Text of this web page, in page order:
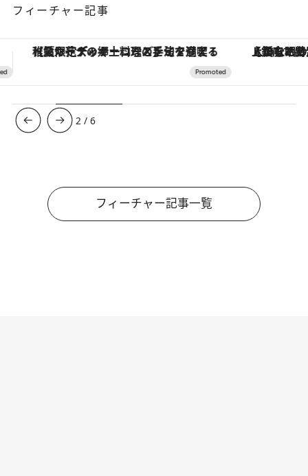
フィーチャー記事
【銀座で出合う最旬美容】美髪ケアや上質な眠り…セルフケアのアップデートから、特別な名入れギフトまで。大人のための「ReFa GINZA」クルーズ ヴァシュロン・コンスタンタ
3 /6
フィーチャー記事一覧